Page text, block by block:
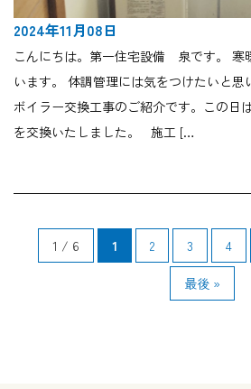
2024年11月08日
こんにちは。第一住宅設備 泉です。 寒
います。 体調管理には気をつけたいと
ボイラー交換工事のご紹介です。この日
を交換いたしました。 施工 […
1 / 6 1 2 3 4
最後 »